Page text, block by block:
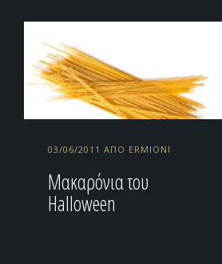
03/06/2011 ΑΠΌ ERMIONI
Μακαρόνια του
Halloween